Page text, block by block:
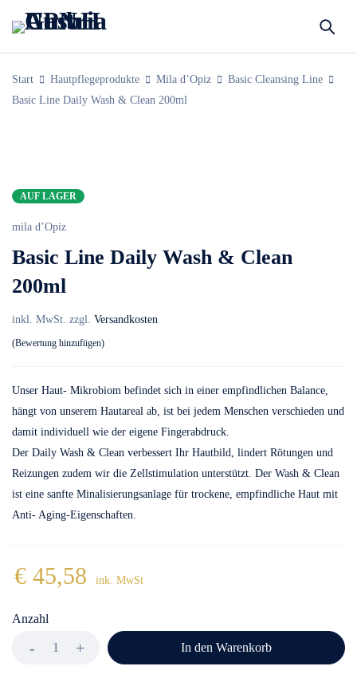
Start Hautpflegeprodukte Mila d’Opiz
Basic Cleansing Line
Basic Line Daily Wash & Clean 200ml
AUF LAGER
mila d’Opiz
Basic Line Daily Wash & Clean
200ml
inkl. MwSt. zzgl. Versandkosten
Bewertung hinzufügen
Unser Haut- Mikrobiom befindet sich in einer empfindlichen Balance,
hängt von unserem Hautareal ab, ist bei jedem Menschen verschieden und
damit individuell wie der eigene Fingerabdruck.
Der Daily Wash & Clean verbessert Ihr Hautbild, lindert Rötungen und
Reizungen zudem wir die Zellstimulation unterstützt. Der Wash & Clean
ist eine sanfte Minalisierungsanlage für trockene, empfindliche Haut mit
Anti- Aging-Eigenschaften.
€ 45,58 ink. MwSt
Anzahl
In den Warenkorb